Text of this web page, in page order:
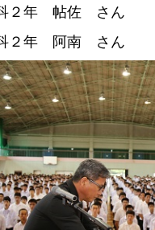
２年 帖佐 さん
２年 阿南 さん